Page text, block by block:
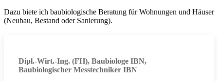
Dazu biete ich baubiologische Beratung fürWohnungen und Häuser
(Neubau, Bestand oder Sanierung).
Dipl.-Wirt.-Ing. (FH), Baubiologe IBN,
Baubiologischer Messtechniker IBN